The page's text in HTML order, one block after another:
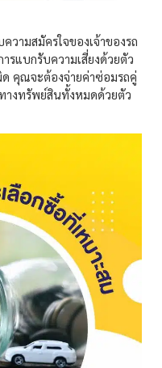
วามสมัครใจของเจ้าของรถ
รแบกรับความเสี่ยงด้วยตัว
คุณจะต้องจ่ายค่าซ่อมรถคู่
างทรัพย์สินทั้งหมดด้วยตัว